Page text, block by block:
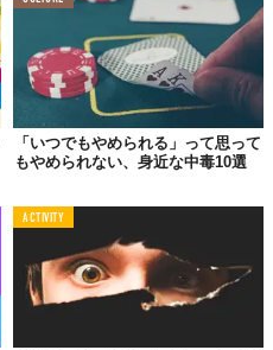
「いつでもやめられる」って思って
もやめられない、身近な中毒10選
ACTIVITY